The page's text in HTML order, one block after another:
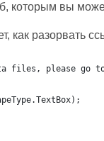
которым вы
как разорвать
files, please go